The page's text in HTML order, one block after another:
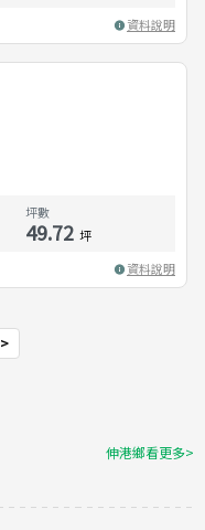
資料說明
坪數
49.72 坪
資料說明
>
伸港鄉看更多>